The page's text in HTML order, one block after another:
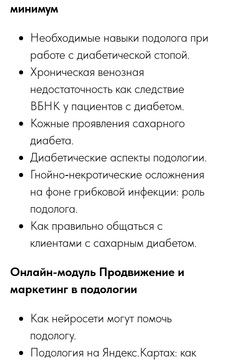
минимум
Необходимые навыки подолога при
работе с диабетической стопой.
Хроническая венозная
недостаточность как следствие
ВБНК у пациентов с диабетом.
Кожные проявления сахарного
диабета.
Диабетические аспекты подологии.
Гнойно‑некротические осложнения
на фоне грибковой инфекции: роль
подолога.
Как правильно общаться с
клиентами с сахарным диабетом.
Онлайн-модуль Продвижение и
маркетинг в подологии
Как нейросети могут помочь
подологу.
Подология на Яндекс.Картах: как